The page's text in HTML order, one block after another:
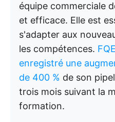
équipe commerciale
et efficace. Elle est
s'adapter aux
les compétences.
enregistré une
de 400 % de son
trois mois suivant la
formation.